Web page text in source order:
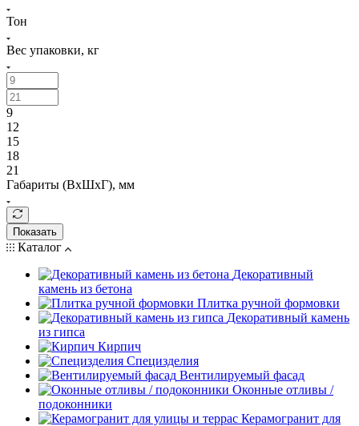
Тон
Вес упаковки, кг
9
12
15
18
21
Габариты (ВхШхГ), мм
Показать
Каталог
Декоративный
камень из бетона
Плитка ручной формовки
Декоративный камень
из гипса
Кирпич
Специзделия
Вентилируемый фасад
Оконные отливы /
подоконники
Керамогранит для